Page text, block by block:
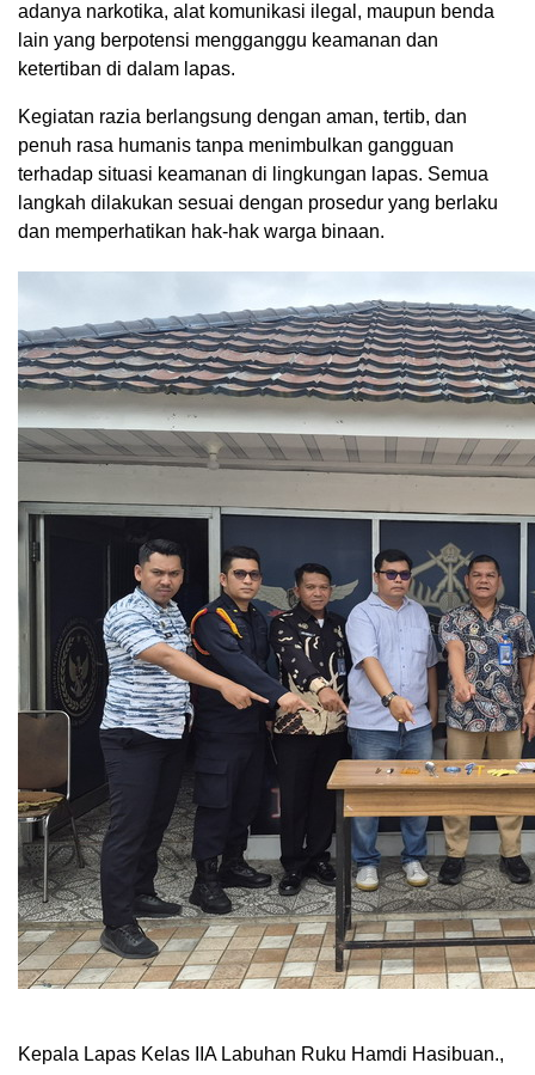
adanya narkotika, alat komunikasi ilegal, maupun benda
lain yang berpotensi mengganggu keamanan dan
ketertiban di dalam lapas.
Kegiatan razia berlangsung dengan aman, tertib, dan
penuh rasa humanis tanpa menimbulkan gangguan
terhadap situasi keamanan di lingkungan lapas. Semua
langkah dilakukan sesuai dengan prosedur yang berlaku
dan memperhatikan hak-hak warga binaan.
Kepala Lapas Kelas IIA Labuhan Ruku Hamdi Hasibuan.,